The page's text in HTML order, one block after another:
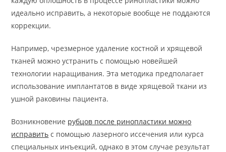
идеально исправить, а некоторые вообще не поддаются
коррекции.
Например, чрезмерное удаление костной и хрящевой
тканей можно устранить с помощью новейшей
технологии наращивания. Эта методика предполагает
использование имплантатов в виде хрящевой ткани из
ушной раковины пациента.
Возникновение рубцов после ринопластики можно
исправить с помощью лазерного иссечения или курса
специальных инъекций, однако в этом случае результат